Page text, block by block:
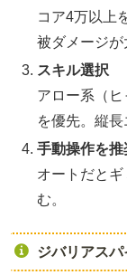
コア4万以上
被ダメージが
スキル選択
アロー系（
を優先。縦
手動操作を推
オートだと
む。
ジバリアス